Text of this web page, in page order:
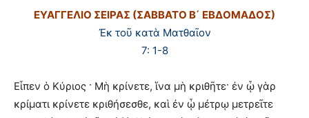
ΕΥΑΓΓΕΛΙΟ ΣΕΙΡΑΣ (ΣΑΒΒΑΤΟ Β΄ ΕΒΔΟΜΑΔΟΣ)
Ἐκ τοῦ κατὰ Ματθαῖον
7: 1-8
Εἶπεν ὁ Κύριος · Μὴ κρίνετε, ἵνα μὴ κριθῆτε· ἐν ᾧ γὰρ
κρίματι κρίνετε κριθήσεσθε, καὶ ἐν ᾧ μέτρῳ μετρεῖτε